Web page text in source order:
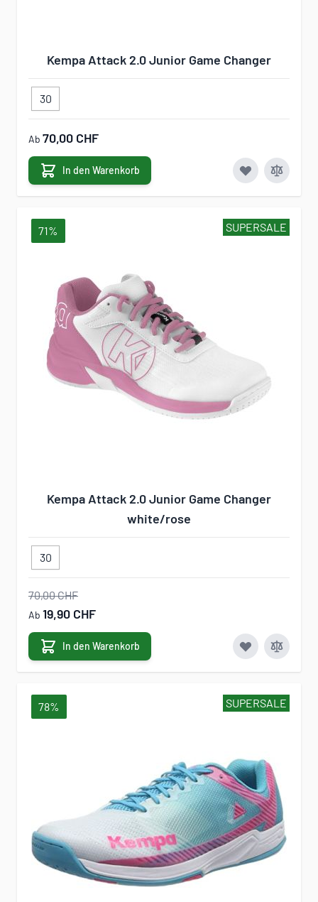
Kempa Attack 2.0 Junior Game Changer
30
Ab 70,00 CHF
In den Warenkorb
SUPERSALE
71%
Kempa Attack 2.0 Junior Game Changer
white/rose
30
70,00 CHF
Ab 19,90 CHF
In den Warenkorb
SUPERSALE
78%